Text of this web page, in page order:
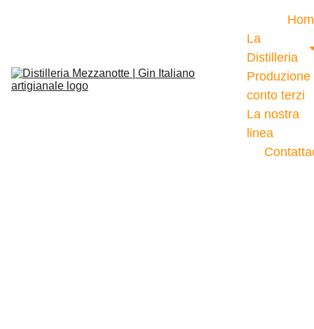
La
Distilleria
Produzione
conto terzi
La nostra
linea